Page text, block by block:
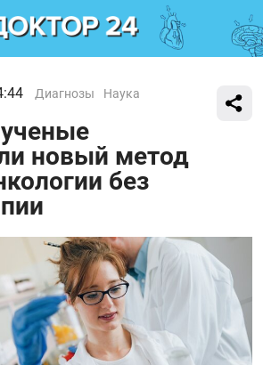
Диагнозы Наука
новый метод
без